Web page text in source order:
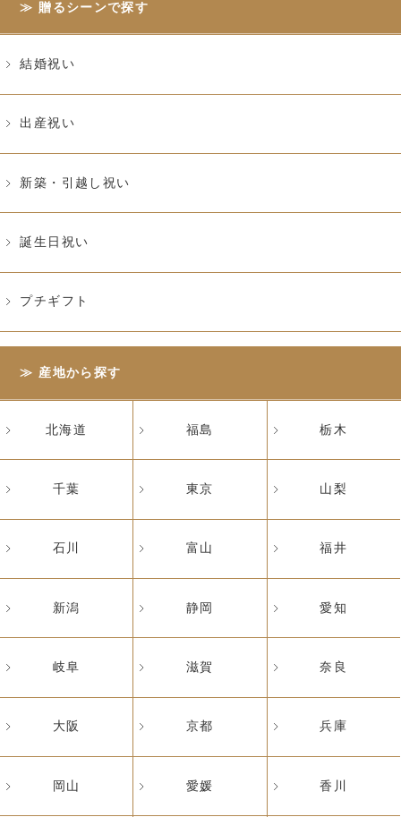
贈るシーンで探す
結婚祝い
出産祝い
新築・引越し祝い
誕生日祝い
プチギフト
産地から探す
北海道 福島 栃木
千葉 東京 山梨
石川 富山 福井
新潟 静岡 愛知
岐阜 滋賀 奈良
大阪 京都 兵庫
岡山 愛媛 香川